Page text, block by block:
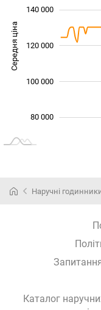
Середня ціна 100 000
80 000
100 000
120 000
140 000
Наручні
Каталог